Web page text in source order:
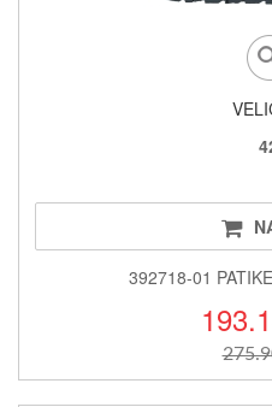
392718-01